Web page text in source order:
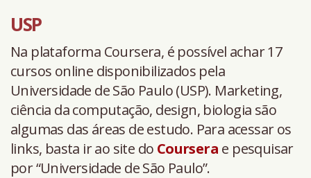
USP
Na plataforma Coursera, é possível achar 17
cursos online disponibilizados pela
Universidade de São Paulo (USP). Marketing,
ciência da computação, design, biologia são
algumas das áreas de estudo. Para acessar os
links, basta ir ao site do Coursera e pesquisar
por “Universidade de São Paulo”.